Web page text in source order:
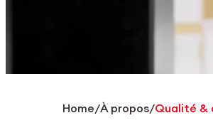
Home/À propos/Qualité &